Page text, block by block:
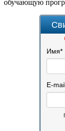
обучающую
Имя*
E-